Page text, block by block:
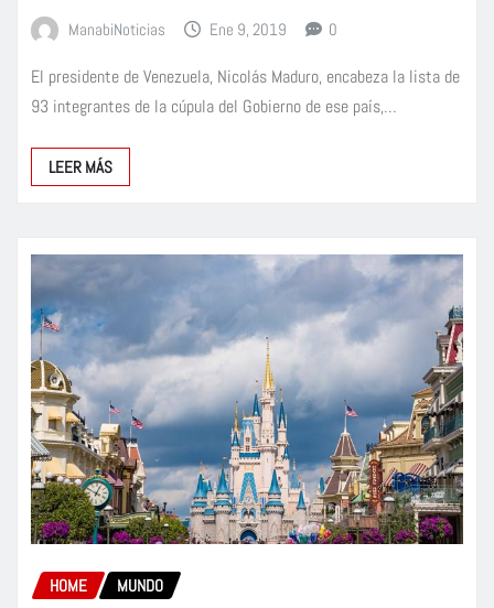
ManabiNoticias Ene 9, 2019 0
El presidente de Venezuela, Nicolás Maduro, encabeza la lista de
93 integrantes de la cúpula del Gobierno de ese país,…
LEER MÁS
HOME MUNDO